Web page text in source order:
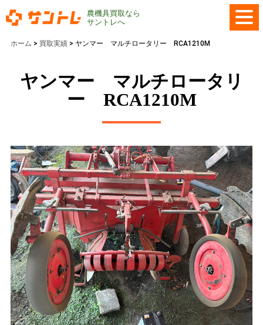
農機具買取なら
サントレへ
ホーム > 買取実績> ヤンマー マルチロータリー RCA1210M
ヤンマー マルチロータリ
ー RCA1210M